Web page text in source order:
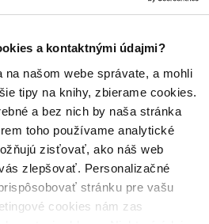
a kontaktnými údajmi?
našom webe správate, a mohli
tipy na knihy, zbierame cookies.
a bez nich by naša stránka
toho používame analytické
zisťovať, ako náš web
zlepšovať. Personalizačné
stránku pre vašu
cookies nám zas